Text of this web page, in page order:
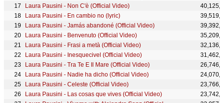
Laura Pausini - Non C'è (Official Video)
Laura Pausini - En cambio no (lyric)
Laura Pausini - Jamás abandoné (Official Video)
Laura Pausini - Benvenuto (Official Video)
Laura Pausini - Frasi a metà (Official Video)
Laura Pausini - Inesquecivel (Official Video)
Laura Pausini - Tra Te E Il Mare (Official Video)
Laura Pausini - Nadie ha dicho (Official Video)
Laura Pausini - Celeste (Official Video)
Laura Pausini - Las cosas que vives (Official Video)